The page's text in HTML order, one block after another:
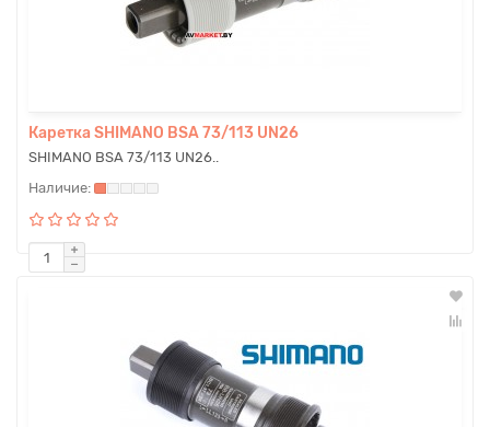
Каретка SHIMANO BSA 73/113 UN26
SHIMANO BSA 73/113 UN26..